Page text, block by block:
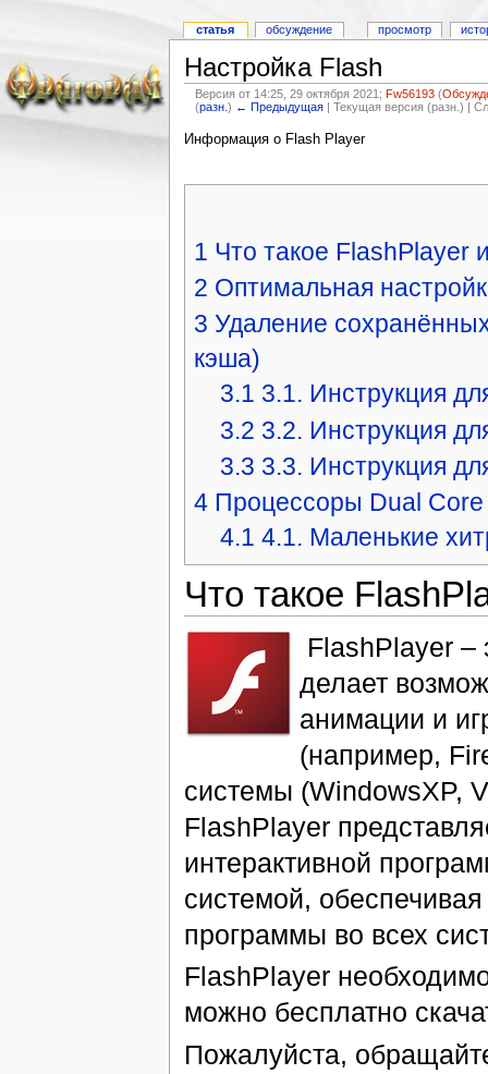
Настройка Flash
Версия от 14:25, 29 октября 2021;Fw56193 (
(разн.) ← Предыдущая | Текущая версия (разн.) |
Информация о Flash Player
1 Что такое FlashPlayer
2 Оптимальная
3 Удаление
кэша)
3.1 3.1. Инструкция
3.2 3.2. Инструкция
3.3 3.3. Инструкция
4 Процессоры Dual
4.1 4.1. Маленькие
Что такое
FlashPlayer
делает
анимации и
(например,
системы (WindowsXP,
FlashPlayer
интерактивной
системой,
программы во всех
FlashPlayer
можно бесплатно
Пожалуйста,
статья обсуждение просмотр